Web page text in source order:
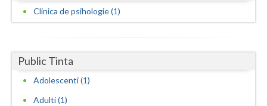
Maramures
Clinica de psihologie (1)
Public Tinta
Adolescenti (1)
Adulti (1)